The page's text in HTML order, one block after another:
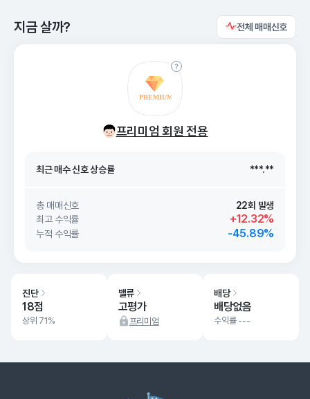
지금 살까? 전체 매매신호
프리미엄 회원 전용
26. 08/08
최근 매수 신호 상승률 ***.**
최근 매수 신호 ***.**
총 매매신호
22회 발생
최고 수익률
+12.32%
누적 수익률 -45.89%
진단
18점
상위 71%
밸류
고평가
프리미엄
배당
배당없음
수익률 ---